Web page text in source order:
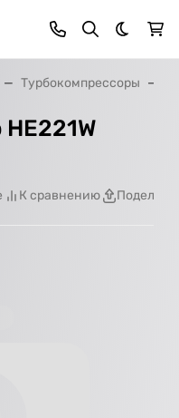
Темная
Турбокомпрессоры
К сравнению